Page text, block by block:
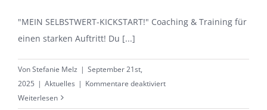
"MEIN SELBSTWERT-KICKSTART!" Coaching & Training für
einen starken Auftritt! Du [...]
VonStefanie Melz | September 21st,
2025 | Aktuelles | Kommentare deaktiviertfür
Weiterlesen